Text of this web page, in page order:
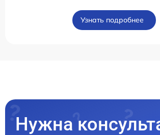
Узнать подробнее
Нужна